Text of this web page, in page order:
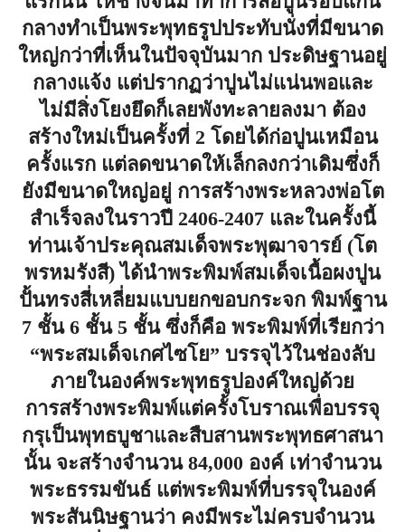
กลางทำเป็นพระพุทธรูปประทับนั่งที่มีขนาด
ใหญ่กว่าที่เห็นในปัจจุบันมาก ประดิษฐานอยู่
กลางแจ้ง แต่ปรากฏว่าปูนไม่แน่นพอและ
ไม่มีสิ่งโยงยึดก็เลยพังทะลายลงมา ต้อง
สร้างใหม่เป็นครั้งที่ 2 โดยได้ก่อปูนเหมือน
ครั้งแรก แต่ลดขนาดให้เล็กลงกว่าเดิมซึ่งก็
ยังมีขนาดใหญ่อยู่ การสร้างพระหลวงพ่อโต
สำเร็จลงในราวปี 2406-2407 และในครั้งนี้
ท่านเจ้าประคุณสมเด็จพระพุฒาจารย์ (โต
พรหมรังสี) ได้นำพระพิมพ์สมเด็จเนื้อผงปูน
ปั้นทรงสี่เหลี่ยมแบบยกขอบกระจก พิมพ์ฐาน
7 ชั้น 6 ชั้น 5 ชั้น ซึ่งก็คือ พระพิมพ์ที่เรียกว่า
“พระสมเด็จเกศไซโย” บรรจุไว้ในช่องลับ
ภายในองค์พระพุทธรูปองค์ใหญ่ด้วย
การสร้างพระพิมพ์แต่ครั้งโบราณเพื่อบรรจุ
กรุเป็นพุทธบูชาและสืบสานพระพุทธศาสนา
นั้น จะสร้างจำนวน 84,000 องค์ เท่าจำนวน
พระธรรมขันธ์ แต่พระพิมพ์ที่บรรจุในองค์
พระสันนิษฐานว่า คงมีพระไม่ครบจำนวน